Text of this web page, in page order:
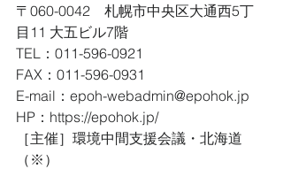
〒060-0042　札幌市中央区大通西5丁
目11 大五ビル7階
TEL：011-596-0921
FAX：011-596-0931
E-mail：epoh-webadmin@epohok.jp
HP：https://epohok.jp/
［主催］環境中間支援会議・北海道
（※）